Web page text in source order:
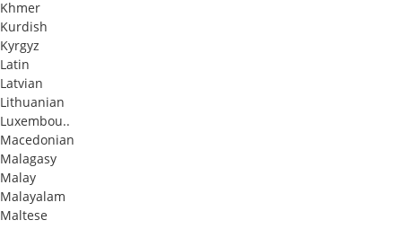
Khmer
Kurdish
Kyrgyz
Latin
Latvian
Lithuanian
Luxembou..
Macedonian
Malagasy
Malay
Malayalam
Maltese